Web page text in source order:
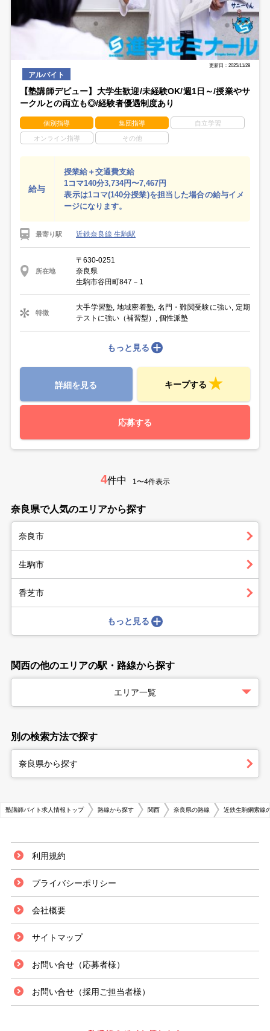
更新日：2025/11/28
アルバイト
【塾講師デビュー】大学生歓迎/未経験OK/週1日～/授業やサ
ークルとの両立も◎/経験者優遇制度あり
個別指導 集団指導 自立学習
オンライン指導 その他
給与
授業給＋交通費支給
1コマ140分3,734円〜7,467円
表示は1コマ(140分授業)を担当した場合の給与イメ
ージになります。
最寄り駅 近鉄奈良線 生駒駅
所在地
〒630-0251
奈良県
生駒市谷田町847－1
特徴
大手学習塾, 地域密着塾, 名門・難関受験に強い, 定期
テストに強い（補習型）, 個性派塾
もっと見る
詳細を見る キープする
応募する
4件中 1〜4件表示
奈良県で人気のエリアから探す
奈良市
生駒市
香芝市
もっと見る
関西の他のエリアの駅・路線から探す
エリア一覧
別の検索方法で探す
奈良県から探す
塾講師バイト求人情報トップ 路線から探す 関西 奈良県の路線 近鉄生駒鋼索線
利用規約
プライバシーポリシー
会社概要
サイトマップ
お問い合せ（応募者様）
お問い合せ（採用ご担当者様）